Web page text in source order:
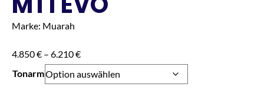
Marke: Muarah
4.850€ – 6.210€
Tonarm